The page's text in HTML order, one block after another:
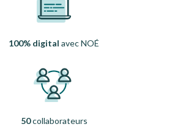
100% digital avec NOÉ
50collaborateurs